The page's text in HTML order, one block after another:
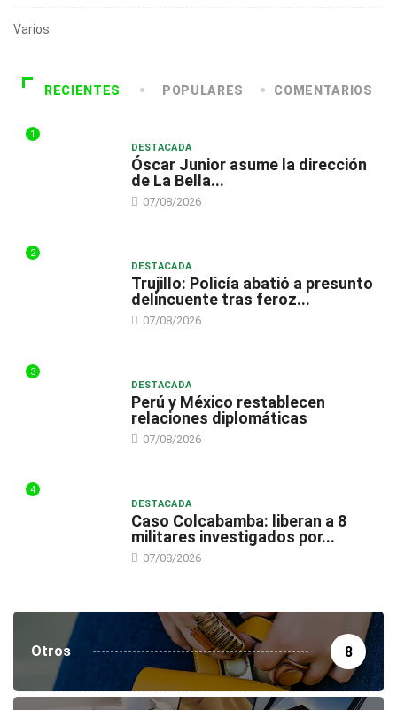
Varios
RECIENTES POPULARES COMENTARIOS
1
DESTACADA
Óscar Junior asume la dirección
de La Bella...
07/08/2026
2
DESTACADA
Trujillo: Policía abatió a presunto
delincuente tras feroz...
07/08/2026
3
DESTACADA
Perú y México restablecen
relaciones diplomáticas
07/08/2026
4
DESTACADA
Caso Colcabamba: liberan a 8
militares investigados por...
07/08/2026
Otros 8